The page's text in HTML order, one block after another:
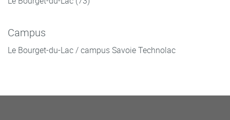
Campus
Le Bourget-du-Lac / campus Savoie Technolac